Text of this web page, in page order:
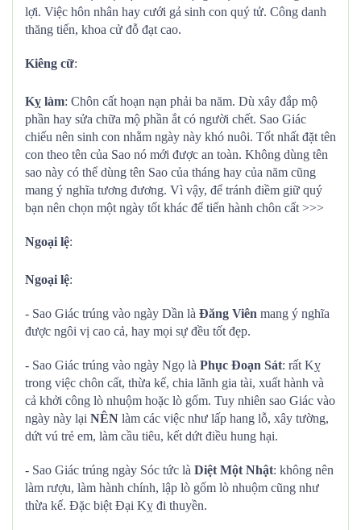
lợi. Việc hôn nhân hay cưới gả sinh con quý tử. Công danh
thăng tiến, khoa cử đỗ đạt cao.
Kiêng cữ:
Kỵ làm: Chôn cất hoạn nạn phải ba năm. Dù xây đắp mộ
phần hay sửa chữa mộ phần ắt có người chết. Sao Giác
chiếu nên sinh con nhằm ngày này khó nuôi. Tốt nhất đặt tên
con theo tên của Sao nó mới được an toàn. Không dùng tên
sao này có thể dùng tên Sao của tháng hay của năm cũng
mang ý nghĩa tương đương. Vì vậy, để tránh điềm giữ quý
bạn nên chọn một ngày tốt khác để tiến hành chôn cất >>>
Ngoại lệ:
Ngoại lệ:
- Sao Giác trúng vào ngày Dần là Đăng Viên mang ý nghĩa
được ngôi vị cao cả, hay mọi sự đều tốt đẹp.
- Sao Giác trúng vào ngày Ngọ là Phục Đoạn Sát: rất Kỵ
trong việc chôn cất, thừa kế, chia lãnh gia tài, xuất hành và
cả khởi công lò nhuộm hoặc lò gốm. Tuy nhiên sao Giác vào
ngày này lại NÊN làm các việc như lấp hang lỗ, xây tường,
dứt vú trẻ em, làm cầu tiêu, kết dứt điều hung hại.
- Sao Giác trúng ngày Sóc tức là Diệt Một Nhật: không nên
làm rượu, làm hành chính, lập lò gốm lò nhuộm cũng như
thừa kế. Đặc biệt Đại Kỵ đi thuyền.